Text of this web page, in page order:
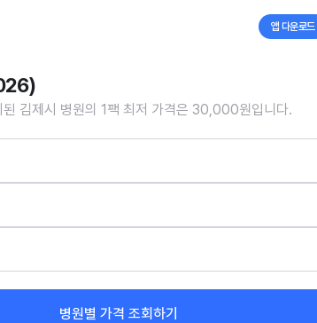
앱 다운로드
된 김제시 병원의 1팩 최저 가격은 30,000원입니다.
병원별 가격 조회하기